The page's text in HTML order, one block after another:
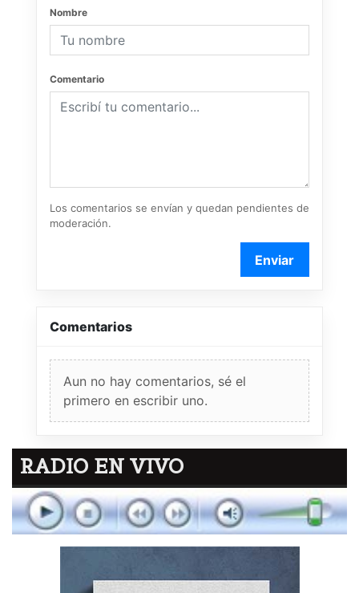
Nombre
Comentario
Los comentarios se envían y quedan pendientes de
moderación.
Enviar
Comentarios
Aun no hay comentarios, sé el
primero en escribir uno.
RADIO EN VIVO